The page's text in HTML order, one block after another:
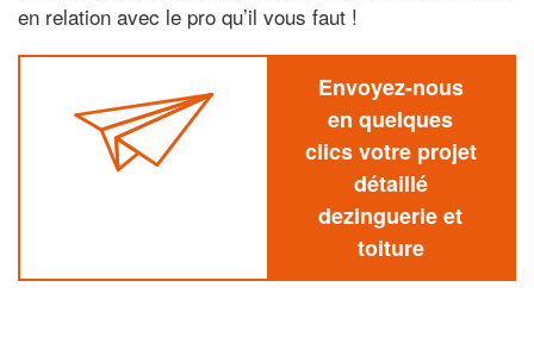
en relation avec le pro qu’il vous faut !
Envoyez-nous
en quelques
clics votre projet
détaillé
dezinguerie et
toiture